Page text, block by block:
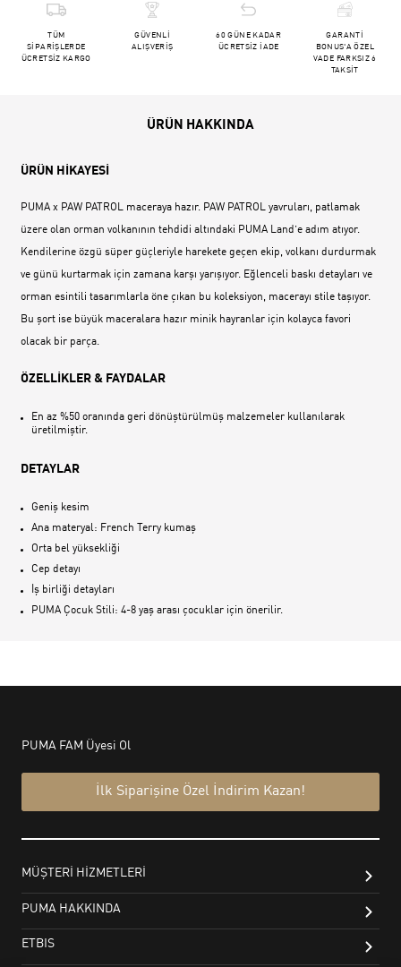
TÜM
SİPARİŞLERDE
ÜCRETSİZ KARGO
GÜVENLİ
ALIŞVERİŞ
60 GÜNE KADAR
ÜCRETSİZ İADE
GARANTİ
BONUS'A ÖZEL
VADE FARKSIZ 6
TAKSİT
ÜRÜN HAKKINDA
ÜRÜN HİKAYESİ
PUMA x PAW PATROL maceraya hazır. PAW PATROL yavruları, patlamak
üzere olan orman volkanının tehdidi altındaki PUMA Land’e adım atıyor.
Kendilerine özgü süper güçleriyle harekete geçen ekip, volkanı durdurmak
ve günü kurtarmak için zamana karşı yarışıyor. Eğlenceli baskı detayları ve
orman esintili tasarımlarla öne çıkan bu koleksiyon, macerayı stile taşıyor.
Bu şort ise büyük maceralara hazır minik hayranlar için kolayca favori
olacak bir parça.
ÖZELLİKLER & FAYDALAR
En az %50 oranında geri dönüştürülmüş malzemeler kullanılarak
üretilmiştir.
DETAYLAR
Geniş kesim
Ana materyal: French Terry kumaş
Orta bel yüksekliği
Cep detayı
İş birliği detayları
PUMA Çocuk Stili: 4-8 yaş arası çocuklar için önerilir.